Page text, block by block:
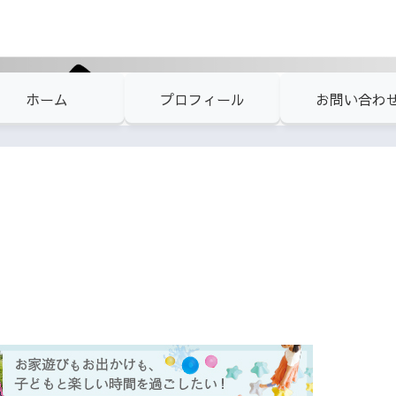
ホーム プロフィール お問い合わ